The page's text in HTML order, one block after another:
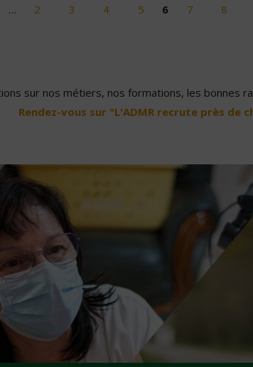
… 2 3 4 5 6 7 8
sur nos métiers, nos formations, les bonnes
Rendez-vous sur "L'ADMR recrute près de